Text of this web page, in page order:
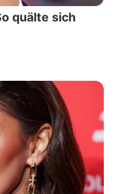
quälte sich